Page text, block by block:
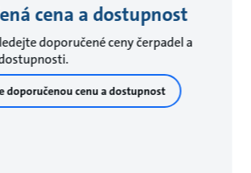
cena a dostupnost
doporučené ceny čerpadel a
doporučenou cenu a dostupnost